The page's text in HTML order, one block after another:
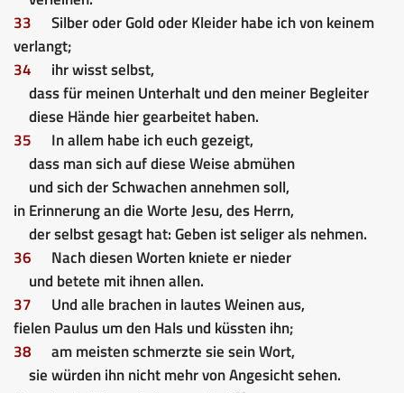
33
Silber oder Gold oder Kleider habe ich von keinem
verlangt;
34
ihr wisst selbst,
dass für meinen Unterhalt und den meiner Begleiter
diese Hände hier gearbeitet haben.
35
In allem habe ich euch gezeigt,
dass man sich auf diese Weise abmühen
und sich der Schwachen annehmen soll,
in Erinnerung an die Worte Jesu, des Herrn,
der selbst gesagt hat: Geben ist seliger als nehmen.
36
Nach diesen Worten kniete er nieder
und betete mit ihnen allen.
37
Und alle brachen in lautes Weinen aus,
fielen Paulus um den Hals und küssten ihn;
38
am meisten schmerzte sie sein Wort,
sie würden ihn nicht mehr von Angesicht sehen.